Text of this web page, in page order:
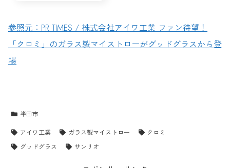
参照元：PR TIMES / 株式会社アイワ工業 ファン待望！
「クロミ」のガラス製マイストローがグッドグラスから登
場
半田市
アイワ工業
ガラス製マイストロー
クロミ
グッドグラス
サンリオ